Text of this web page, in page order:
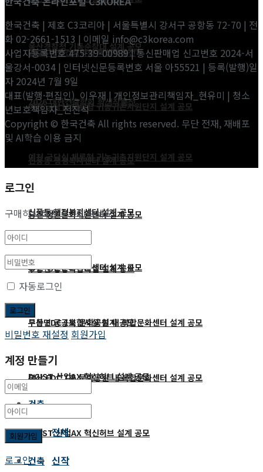
울산경찰청 기동순찰대 설계 공모
2026 대한건축학회 학생작품전
예천 금당실 체류형 귀농귀촌지원단지 설계 공모
신풍동 행정복지센터 설계 공모
당진 정원문화지원센터 설계 공모
두동면 공공복합시설 설계 공모
부산 EDC 1호 문화공원 내 복합문화센터 설계 공모
DGIST 산업AX 혁신허브 설계 공모
건축
2026 대한건축학회 학생작품전
예천 금당실 체류형 귀농귀촌지원단지 설계 공모
신풍동 행정복지센터 설계 공모
당진 정원문화지원센터 설계 공모
두동면 공공복합시설 설계 공모
부산 EDC 1호 문화공원 내 복합문화센터 설계 공모
DGIST 산업AX 혁신허브 설계 공모
건축
전체
신작
한국건축 | 제호 C3코리아 | 서울특별시 강서구 공항동 72-70 | 전
화 02-2661-1513 | 이메일 info@c3korea.com
사업자등록번호 475-39-00989 | 통신판매업 신고번호 2024-서
울강서-0034 | 인터넷신문등록번호 서울 아55521 | 등록(발행)일
자 2024년 7월 9일
대표(발행·편집인)_이우재 | 개인정보관리책임자_현유미 | 청소
년보호책임자_전진석
Copyright © 한국건축 All rights reserved. 무단 전재, 재배포
및 AI학습 이용 금지
로그인
구매하시려면 로그인하세요.
자동로그인
비밀번호 재설정 회원가입
계정 만들기
로그인